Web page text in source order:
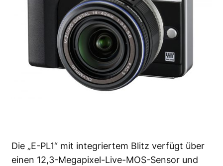
Die „E-PL1“ mit integriertem Blitz verfügt über
einen 12,3-Megapixel-Live-MOS-Sensor und